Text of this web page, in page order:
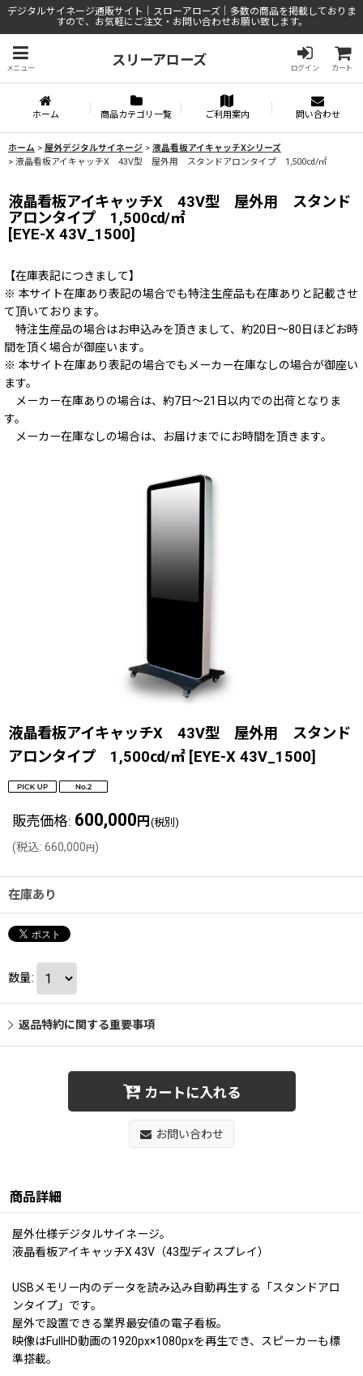
デジタルサイネージ通販サイト｜スローアローズ｜多数の商品を掲載しておりま
すので、お気軽にご注文・お問い合わせお願い致します。
メニュー
スリーアローズ
ログイン カート
ホーム 商品カテゴリ一覧 ご利用案内 問い合わせ
ホーム > 屋外デジタルサイネージ > 液晶看板アイキャッチXシリーズ
> 液晶看板アイキャッチX 43V型 屋外用 スタンドアロンタイプ 1,500㏅/㎡
液晶看板アイキャッチX 43V型 屋外用 スタンド
アロンタイプ 1,500㏅/㎡
[EYE-X 43V_1500]
【在庫表記につきまして】
※ 本サイト在庫あり表記の場合でも特注生産品も在庫ありと記載させ
て頂いております。
特注生産品の場合はお申込みを頂きまして、約20日～80日ほどお時
間を頂く場合が御座います。
※ 本サイト在庫あり表記の場合でもメーカー在庫なしの場合が御座い
ます。
メーカー在庫ありの場合は、約7日～21日以内での出荷となりま
す。
メーカー在庫なしの場合は、お届けまでにお時間を頂きます。
液晶看板アイキャッチX 43V型 屋外用 スタンド
アロンタイプ 1,500㏅/㎡ [EYE-X 43V_1500]
販売価格: 600,000 円 (税別)
(税込: 660,000円)
在庫あり
数量:
返品特約に関する重要事項
カートに入れる
お問い合わせ
商品詳細
屋外仕様デジタルサイネージ。
液晶看板アイキャッチX 43V（43型ディスプレイ）
USBメモリー内のデータを読み込み自動再生する「スタンドアロ
ンタイプ」です。
屋外で設置できる業界最安値の電子看板。
映像はFullHD動画の1920px×1080pxを再生でき、スピーカーも標
準搭載。